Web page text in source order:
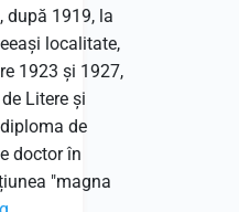
după 1919, la
localitate,
1923 și 1927,
Litere și
de
doctor în
"magna